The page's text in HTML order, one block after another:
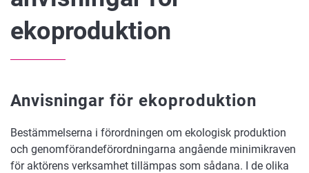
ekoproduktion
Anvisningar för ekoproduktion
Bestämmelserna i förordningen om ekologisk produktion
och genomförandeförordningarna angående minimikraven
för aktörens verksamhet tillämpas som sådana. I de olika